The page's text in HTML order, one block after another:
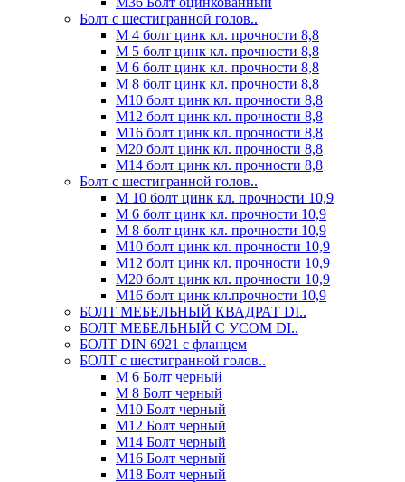
Болт с шестигранной голов..
М 4 болт цинк кл. прочности 8,8
М 5 болт цинк кл. прочности 8,8
М 6 болт цинк кл. прочности 8,8
М 8 болт цинк кл. прочности 8,8
М10 болт цинк кл. прочности 8,8
М12 болт цинк кл. прочности 8,8
М16 болт цинк кл. прочности 8,8
М20 болт цинк кл. прочности 8,8
М14 болт цинк кл. прочности 8,8
Болт с шестигранной голов..
М 10 болт цинк кл. прочности 10,9
М 6 болт цинк кл. прочности 10,9
М 8 болт цинк кл. прочности 10,9
М10 болт цинк кл. прочности 10,9
М12 болт цинк кл. прочности 10,9
М20 болт цинк кл. прочности 10,9
М16 болт цинк кл.прочности 10,9
БОЛТ МЕБЕЛЬНЫЙ КВАДРАТ DI..
БОЛТ МЕБЕЛЬНЫЙ С УСОМ DI..
БОЛТ DIN 6921 c фланцем
БОЛТ с шестигранной голов..
М 6 Болт черный
М 8 Болт черный
М10 Болт черный
М12 Болт черный
М14 Болт черный
М16 Болт черный
М18 Болт черный